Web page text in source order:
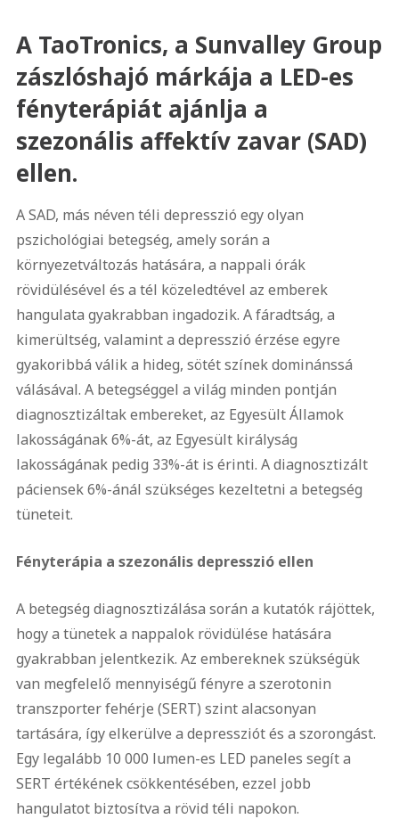
A TaoTronics, a Sunvalley Group
zászlóshajó márkája a LED-es
fényterápiát ajánlja a
szezonális affektív zavar (SAD)
ellen.
A SAD, más néven téli depresszió egy olyan
pszichológiai betegség, amely során a
környezetváltozás hatására, a nappali órák
rövidülésével és a tél közeledtével az emberek
hangulata gyakrabban ingadozik. A fáradtság, a
kimerültség, valamint a depresszió érzése egyre
gyakoribbá válik a hideg, sötét színek dominánssá
válásával. A betegséggel a világ minden pontján
diagnosztizáltak embereket, az Egyesült Államok
lakosságának 6%-át, az Egyesült királyság
lakosságának pedig 33%-át is érinti. A diagnosztizált
páciensek 6%-ánál szükséges kezeltetni a betegség
tüneteit.
Fényterápia a szezonális depresszió ellen
A betegség diagnosztizálása során a kutatók rájöttek,
hogy a tünetek a nappalok rövidülése hatására
gyakrabban jelentkezik. Az embereknek szükségük
van megfelelő mennyiségű fényre a szerotonin
transzporter fehérje (SERT) szint alacsonyan
tartására, így elkerülve a depressziót és a szorongást.
Egy legalább 10 000 lumen-es LED paneles segít a
SERT értékének csökkentésében, ezzel jobb
hangulatot biztosítva a rövid téli napokon.